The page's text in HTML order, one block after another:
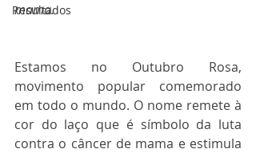
Resultados
mama.
Estamos no Outubro Rosa,
movimento popular comemorado
em todo o mundo. O nome remete à
cor do laço que é símbolo da luta
contra o câncer de mama e estimula